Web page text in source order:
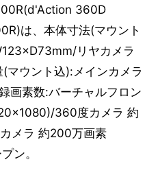
360D
は、本体寸法(マウント
リヤカメラ
ウント込):メインカメラ
画素数:バーチャルフロン
360度カメラ 約
メラ 約200万画素
ン。